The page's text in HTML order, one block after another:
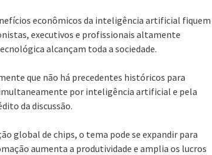
econômicos da inteligência artificial fiquem
executivos e profissionais altamente
alcançam toda a sociedade.
que não há precedentes históricos para
por inteligência artificial e pela
da discussão.
global de chips, o tema pode se expandir para
aumenta a produtividade e amplia os lucros